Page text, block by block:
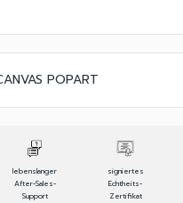
POPART
lebenslanger
After-Sales-
Support
signiertes
Echtheits-
Zertifikat